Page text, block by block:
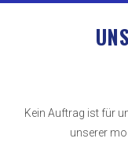
Kein Auftrag ist für
unserer